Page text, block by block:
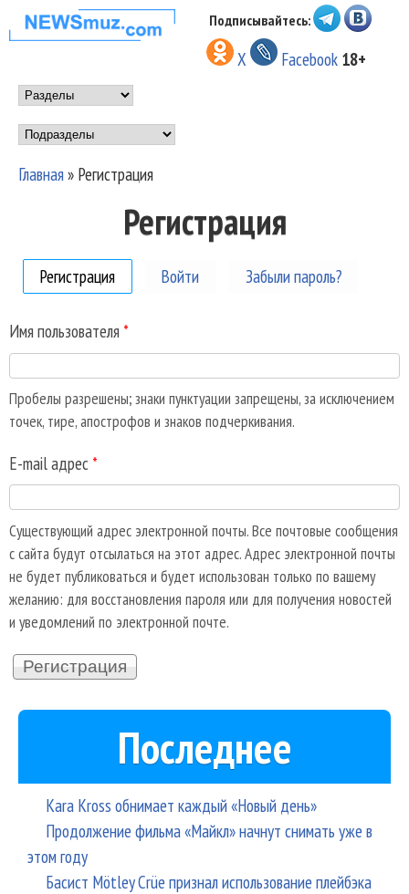
Перейти к основному
содержанию
НОВОСТИ
МУЗЫКИ И
ШОУ БИЗНЕСА
NEWSMUZ.COM
Подписывайтесь:
X Facebook 18+
Main menu
Подразделы
Главная» Регистрация
Регистрация
Регистрация (активная вкладка)
Войти Забыли пароль?
Имя пользователя *
Пробелы разрешены; знаки пунктуации запрещены, за исключением
точек, тире, апострофов и знаков подчеркивания.
E-mail адрес *
Существующий адрес электронной почты. Все почтовые сообщения
с сайта будут отсылаться на этот адрес. Адрес электронной почты
не будет публиковаться и будет использован только по вашему
желанию: для восстановления пароля или для получения новостей
и уведомлений по электронной почте.
Последнее
Kara Kross обнимает каждый «Новый день»
Продолжение фильма «Майкл» начнут снимать уже в
этом году
Басист Mötley Crüe признал использование плейбэка